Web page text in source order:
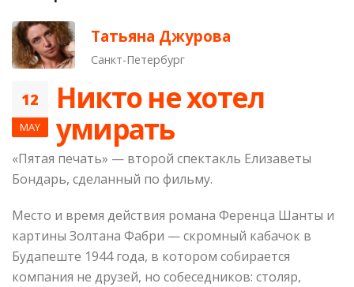
Татьяна Джурова
Санкт-Петербург
12
MAY
Никто не хотел
умирать
«Пятая печать» — второй спектакль Елизаветы
Бондарь, сделанный по фильму.
Место и время действия романа Ференца Шанты и
картины Золтана Фабри — скромный кабачок в
Будапеште 1944 года, в котором собирается
компания не друзей, но собеседников: столяр,